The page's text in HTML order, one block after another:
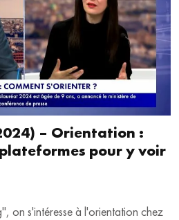
– Orientation :
pour y voir
on s'intéresse à l'orientation chez